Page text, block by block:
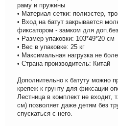
раму и пружины
• Материал сетки: полиэстер,
• Вход на батут закрывается
фиксатором - замком для
• Размер упаковки: 103*49*20 см
• Вес в упаковке: 25 кг
• Максимальная нагрузка не
• Страна производитель: Китай
Дополнительно к батуту можно
крепеж к грунту для фиксации
Лестница в комплект не входит,
см) позволяет даже детям без
спускаться с него.